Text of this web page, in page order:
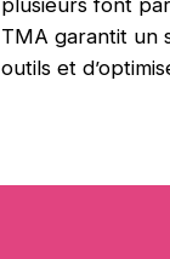
TMA garantit un
outils et